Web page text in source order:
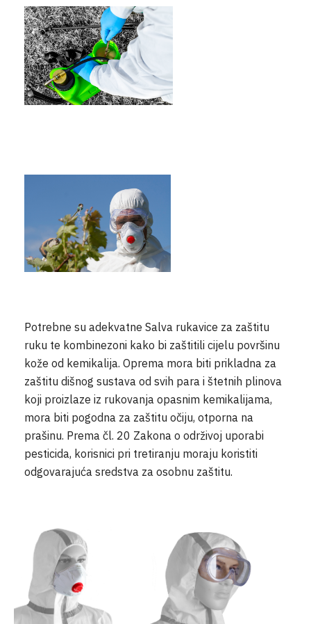
Potrebne su adekvatne Salva rukavice za zaštitu
ruku te kombinezoni kako bi zaštitili cijelu površinu
kože od kemikalija. Oprema mora biti prikladna za
zaštitu dišnog sustava od svih para i štetnih plinova
koji proizlaze iz rukovanja opasnim kemikalijama,
mora biti pogodna za zaštitu očiju, otporna na
prašinu. Prema čl. 20 Zakona o održivoj uporabi
pesticida, korisnici pri tretiranju moraju koristiti
odgovarajuća sredstva za osobnu zaštitu.